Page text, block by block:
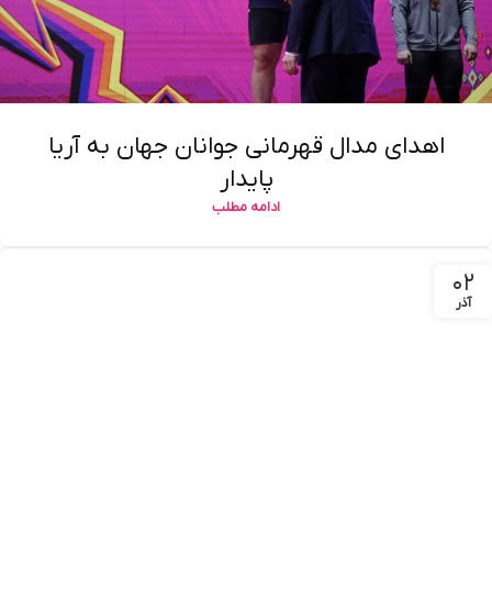
اهدای مدال قهرمانی جوانان جهان به آریا
پایدار
ادامه مطلب
۰۲
آذر